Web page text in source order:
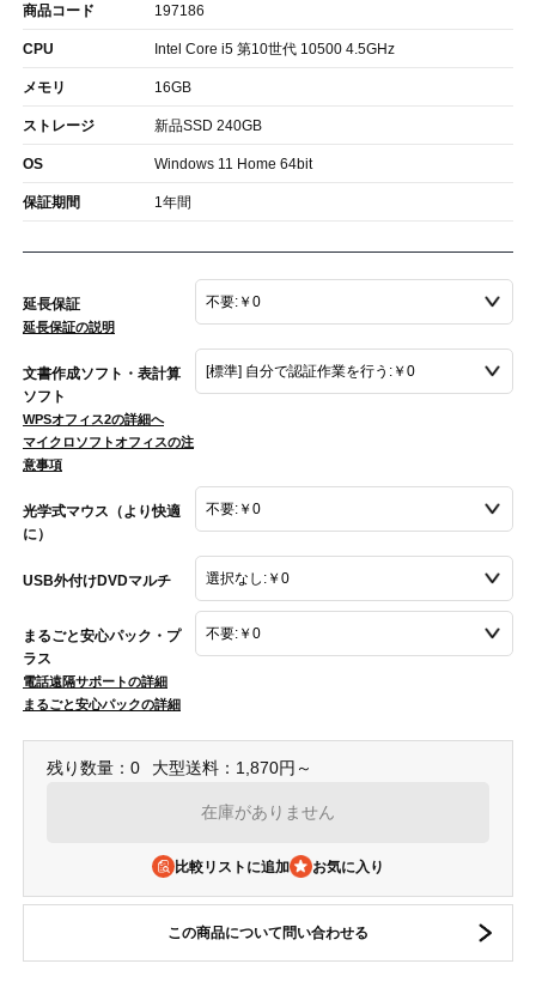
商品コード 197186
CPU Intel Core i5 第10世代 10500 4.5GHz
メモリ 16GB
ストレージ 新品SSD 240GB
OS Windows 11 Home 64bit
保証期間 1年間
延長保証
延長保証の説明
文書作成ソフト・表計算
ソフト
WPSオフィス2の詳細へ
マイクロソフトオフィスの注
意事項
光学式マウス（より快適
に）
USB外付けDVDマルチ
まるごと安心パック・プ
ラス
電話遠隔サポートの詳細
まるごと安心パックの詳細
残り数量：0 大型送料：1,870円～
在庫がありません
比較リストに追加
この商品について問い合わせる